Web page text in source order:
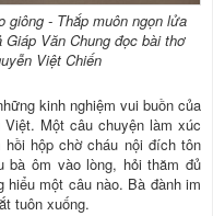
giông - Thắp muôn ngọn lửa
Giáp Văn Chung đọc bài thơ
Việt Chiến
kinh nghiệm vui buồn của
Một câu chuyện làm xúc
hộp chờ cháu nội đích tôn
bà ôm vào lòng, hỏi thăm đủ
một câu nào. Bà đành im
tuôn xuống.